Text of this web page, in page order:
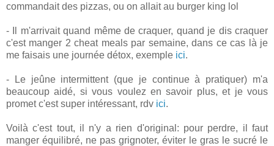
commandait des pizzas, ou on allait au burger king lol
- Il m'arrivait quand même de craquer, quand je dis craquer
c'est manger 2 cheat meals par semaine, dans ce cas là je
me faisais une journée détox, exemple ici.
- Le jeûne intermittent (que je continue à pratiquer) m'a
beaucoup aidé, si vous voulez en savoir plus, et je vous
promet c'est super intéressant, rdv ici.
Voilà c'est tout, il n'y a rien d'original: pour perdre, il faut
manger équilibré, ne pas grignoter, éviter le gras le sucré le